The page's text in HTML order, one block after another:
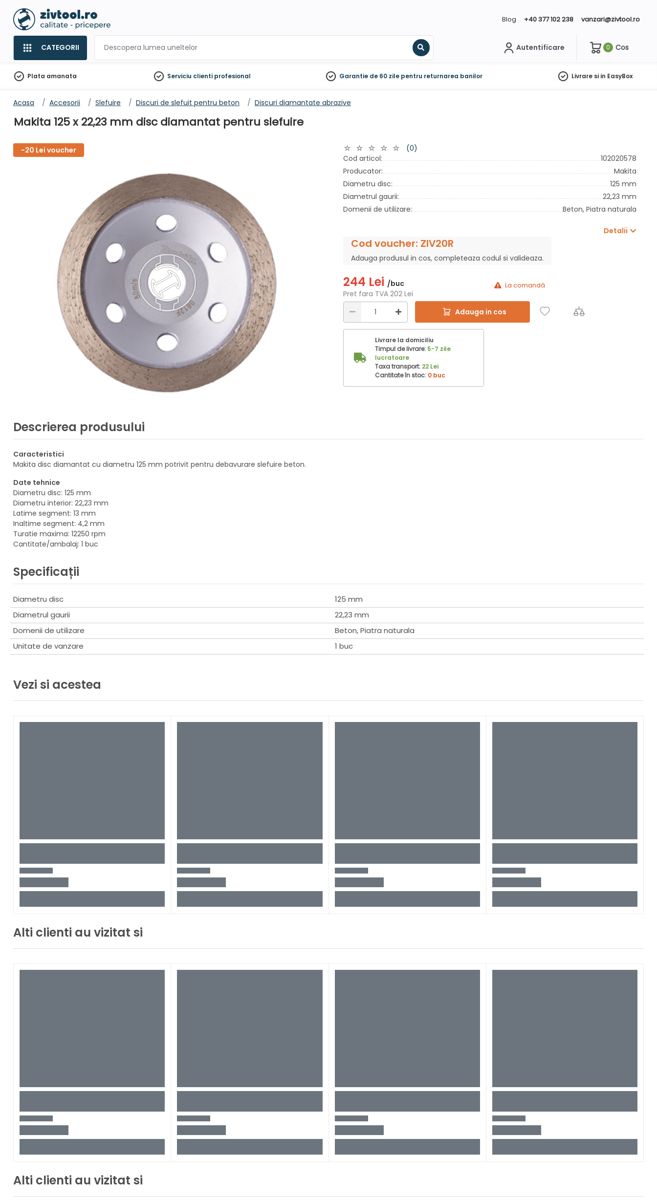
Blog +40 377 102 238 vanzari@zivtool.ro
CATEGORII
Search
Autentificare 0 Cos
Plata amanata Serviciu clienti profesional Garantie de 60 zile pentru returnarea banilor Livrare si in EasyBox
Acasa Accesorii Slefuire Discuri de slefuit pentru beton Discuri diamantate abrazive
Makita 125 x 22,23 mm disc diamantat pentru slefuire
-20 Lei voucher
(0)
Cod articol:
102020578
Producator:
Makita
Diametru disc:
125 mm
Diametrul gaurii:
22,23 mm
Domenii de utilizare:
Beton, Piatra naturala
Detalii
Cod voucher: ZIV20R
Adauga produsul in cos, completeaza codul si valideaza.
244 Lei /buc
Pret fara TVA 202 Lei
La comandă
Adauga in cos
Livrare la domiciliu
Timpul de livrare: 5-7 zile
lucratoare
Taxa transport: 22 Lei
Cantitate în stoc: 0 buc
Descrierea produsului
Caracteristici
Makita disc diamantat cu diametru 125 mm potrivit pentru debavurare slefuire beton.
Date tehnice
Diametru disc: 125 mm
Diametru interior: 22,23 mm
Latime segment: 13 mm
Inaltime segment: 4,2 mm
Turatie maxima: 12250 rpm
Cantitate/ambalaj: 1 buc
Specificații
Diametru disc
125 mm
Diametrul gaurii
22,23 mm
Domenii de utilizare
Beton, Piatra naturala
Unitate de vanzare
1 buc
Vezi si acestea
Alti clienti au vizitat si
Alti clienti au vizitat si